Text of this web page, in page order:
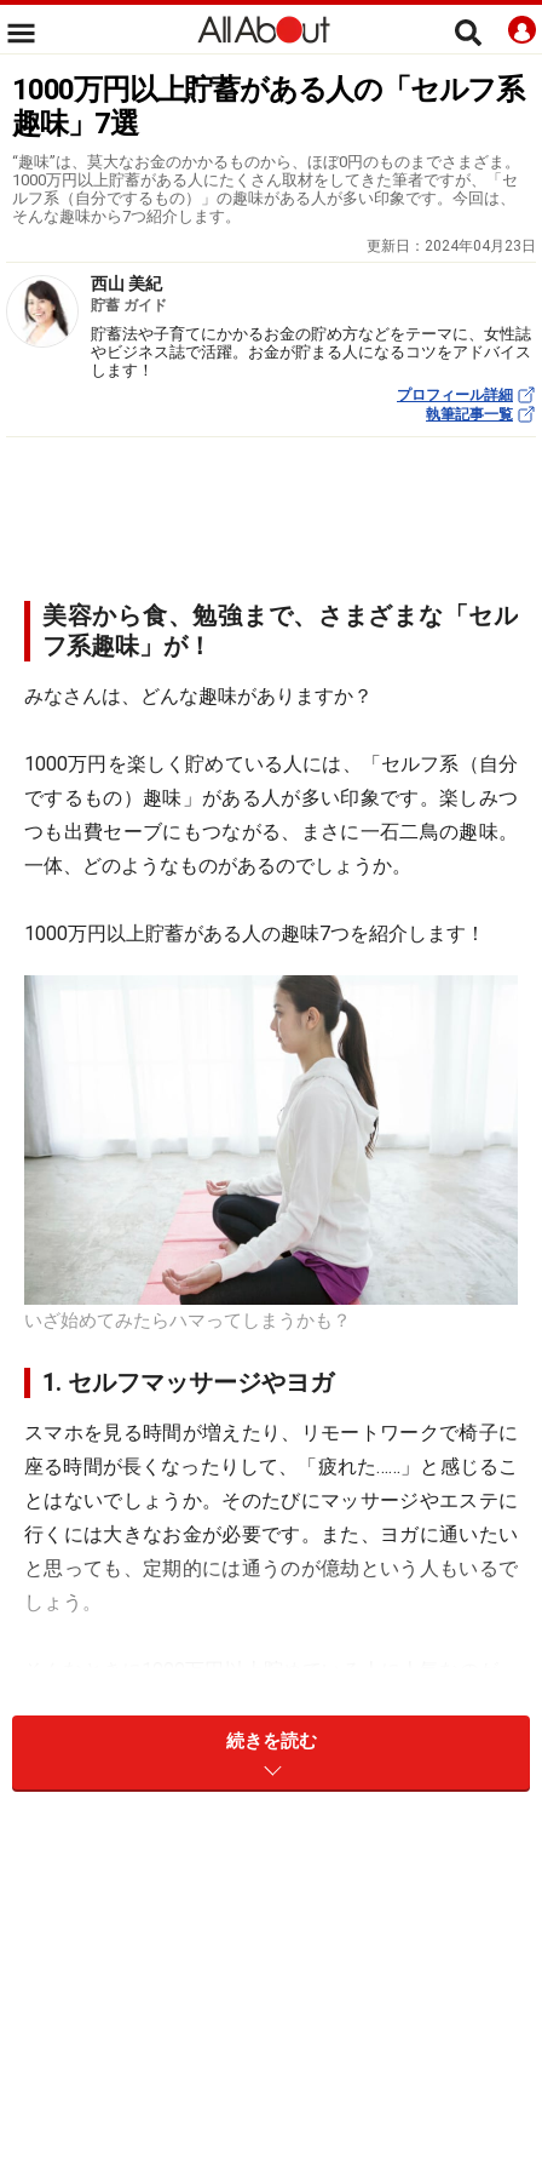
1000万円以上貯蓄がある人の「セルフ系
趣味」7選
“趣味”は、莫大なお金のかかるものから、ほぼ0円のものまでさまざま。
1000万円以上貯蓄がある人にたくさん取材をしてきた筆者ですが、「セ
ルフ系（自分でするもの）」の趣味がある人が多い印象です。今回は、
そんな趣味から7つ紹介します。
更新日： 2024年04月23日
西山 美紀
貯蓄 ガイド
貯蓄法や子育てにかかるお金の貯め方などをテーマに、女性誌
やビジネス誌で活躍。お金が貯まる人になるコツをアドバイス
します！
プロフィール詳細
執筆記事一覧
美容から食、勉強まで、さまざまな「セル
フ系趣味」が！
みなさんは、どんな趣味がありますか？
1000万円を楽しく貯めている人には、「セルフ系（自分
でするもの）趣味」がある人が多い印象です。楽しみつ
つも出費セーブにもつながる、まさに一石二鳥の趣味。
一体、どのようなものがあるのでしょうか。
1000万円以上貯蓄がある人の趣味7つを紹介します！
いざ始めてみたらハマってしまうかも？
1. セルフマッサージやヨガ
スマホを見る時間が増えたり、リモートワークで椅子に
座る時間が長くなったりして、「疲れた……」と感じるこ
とはないでしょうか。そのたびにマッサージやエステに
行くには大きなお金が必要です。また、ヨガに通いたい
と思っても、定期的には通うのが億劫という人もいるで
しょう。
最近は動画や書籍で、セルフマッサージやヨガについて
続きを読む